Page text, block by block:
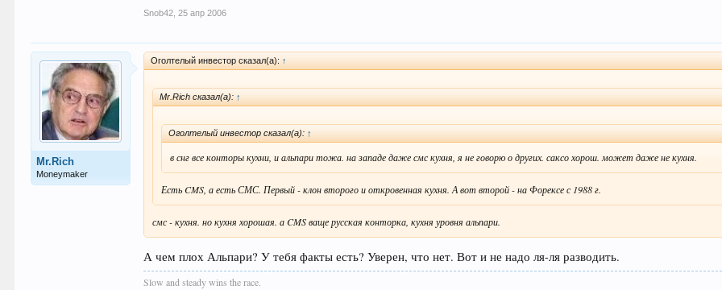
Snob42 25 апр 2006
Mr.Rich
Moneymaker
Оголтелый инвестор сказал(а): ↑
Mr.Rich сказал(а): ↑
Оголтелый инвестор сказал(а): ↑
в снг все конторы кухни, и альпари тожа. на западе даже смс кухня, я не говорю о других. саксо хорош. может даже не кухня.
Есть CMS, а есть СМС. Первый - клон второго и откровенная кухня. А вот второй - на Форексе с 1988 г.
смс - кухня. но кухня хорошая. а CMS ваще русская конторка, кухня уровня альпари.
А чем плох Альпари? У тебя факты есть? Уверен, что нет. Вот и не надо ля-ля разводить.
Slow and steady wins the race.